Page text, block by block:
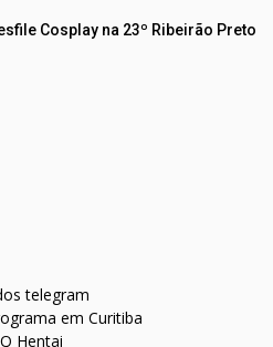
Cosplay na 23º Ribeirão Preto
telegram
em Curitiba
Hentai